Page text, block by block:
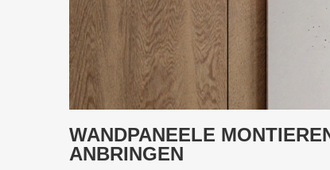
WANDPANEELE
ANBRINGEN